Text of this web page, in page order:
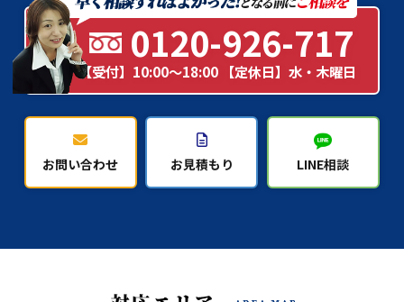
0120-926-717
【受付】10:00～18:00 【定休日】水・木曜日
お問い合わせ お見積もり LINE相談